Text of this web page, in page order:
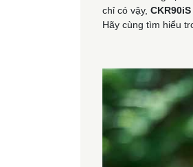
chỉ có vậy, CKR90iS
Hãy cùng tìm hiểu